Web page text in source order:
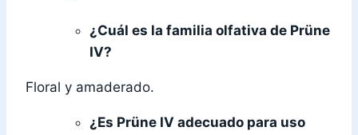
¿Cuál es la familia olfativa de Prüne
IV?
Floral y amaderado.
¿Es Prüne IV adecuado para uso